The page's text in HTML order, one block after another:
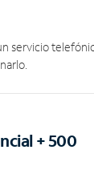
servicio
+ 500